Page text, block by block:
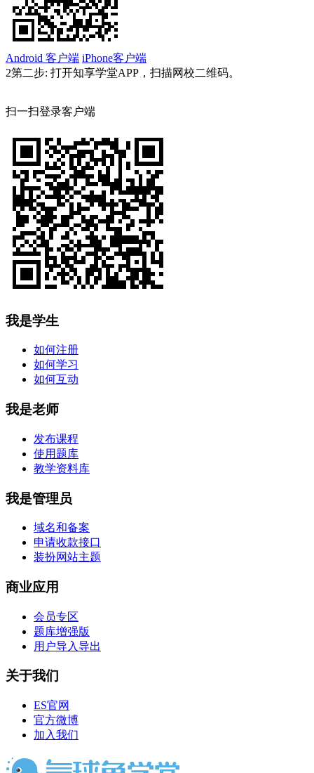
Android 客户端 iPhone客户端
2第二步: 打开知享学堂APP，扫描网校二维码。
扫一扫登录客户端
我是学生
如何注册
如何学习
如何互动
我是老师
发布课程
使用题库
教学资料库
我是管理员
域名和备案
申请收款接口
装扮网站主题
商业应用
会员专区
题库增强版
用户导入导出
关于我们
ES官网
官方微博
加入我们